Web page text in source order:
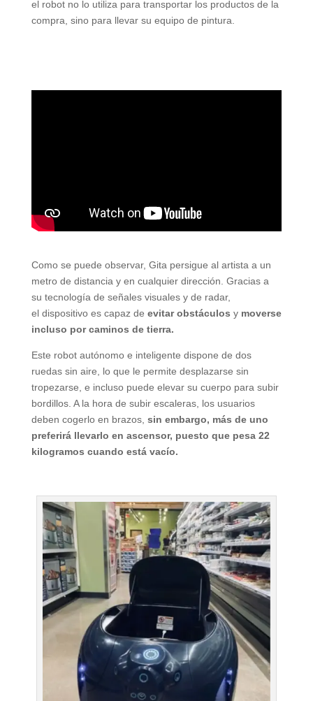
el robot no lo utiliza para transportar los productos de la
compra, sino para llevar su equipo de pintura.
Como se puede observar, Gita persigue al artista a un
metro de distancia y en cualquier dirección. Gracias a
su tecnología de señales visuales y de radar,
el dispositivo es capaz de evitar obstáculos y moverse
incluso por caminos de tierra.
Este robot autónomo e inteligente dispone de dos
ruedas sin aire, lo que le permite desplazarse sin
tropezarse, e incluso puede elevar su cuerpo para subir
bordillos. A la hora de subir escaleras, los usuarios
deben cogerlo en brazos, sin embargo, más de uno
preferirá llevarlo en ascensor, puesto que pesa 22
kilogramos cuando está vacío.